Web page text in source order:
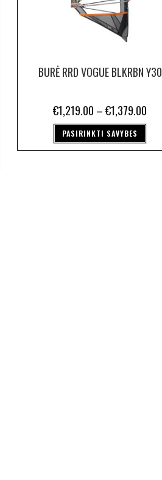
BURĖ RRD VOGUE BLKRBN Y30
€1,219.00 –€1,379.00
PASIRINKTI SAVYBES